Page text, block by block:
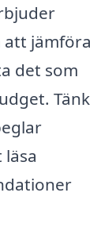
att jämföra
det som
Tänk